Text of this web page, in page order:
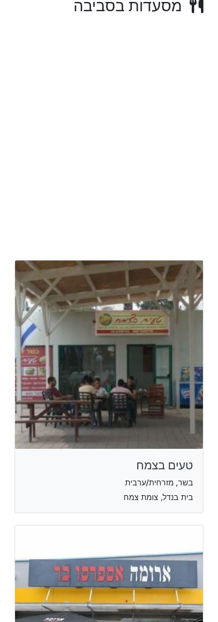
מסעדות בסביבה
טעים בצמח
בשר, מזרחית/ערבית
בית בנדל, צומת צמח